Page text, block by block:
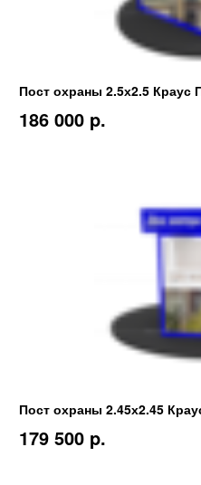
Пост охраны 2.5х2.5 Краус
186 000 p.
Пост охраны 2.45х2.45
179 500 p.